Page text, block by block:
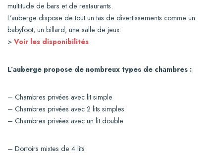
multitude de bars et de restaurants.
L’auberge dispose de tout un tas de divertissements comme un
babyfoot, un billard, une salle de jeux.
> Voir les disponibilités
L’auberge propose de nombreux types de chambres :
– Chambres privées avec lit simple
– Chambres privées avec 2 lits simples
– Chambres privées avec un lit double
– Dortoirs mixtes de 4 lits